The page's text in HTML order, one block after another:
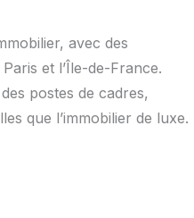
avec des
et l’Île-de-France.
postes de cadres,
que l’immobilier de luxe.